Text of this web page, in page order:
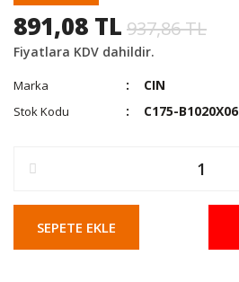
891,08 TL 937,86 TL
Fiyatlara KDV dahildir.
Marka CIN
Stok Kodu C175-B1020X06
SEPETE EKLE